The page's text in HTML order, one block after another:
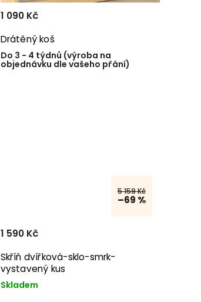
Drátěný koš
Do 3 - 4 týdnů (výroba na
objednávku dle vašeho přání)
1 090 Kč
5 159 Kč
–69 %
Skříň dvířková-sklo-smrk-
vystavený kus
Skladem
1 590 Kč